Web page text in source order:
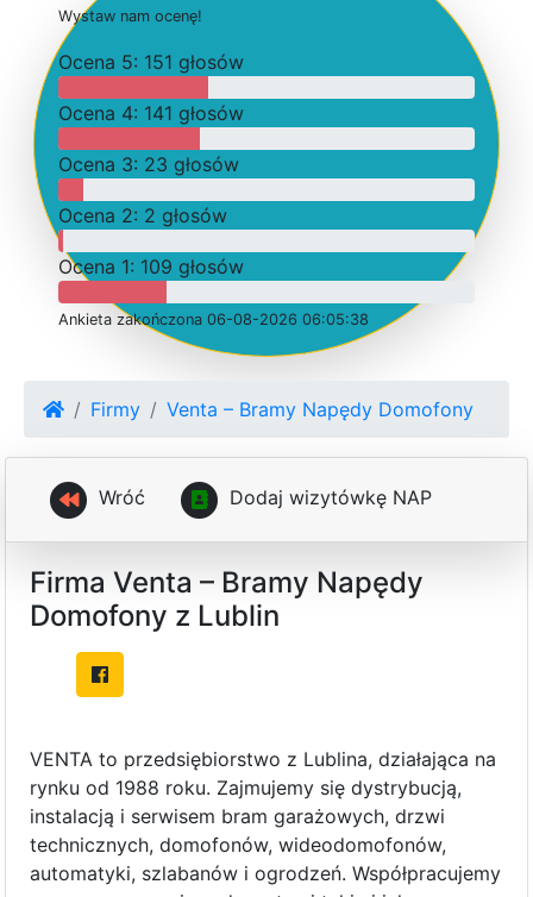
Wystaw nam ocenę!
Ocena 5: 151 głosów
Ocena 4: 141 głosów
Ocena 3: 23 głosów
Ocena 2: 2 głosów
Ocena 1: 109 głosów
Ankieta zakończona 06-08-2026 06:05:38
Firmy Venta – Bramy Napędy Domofony
Wróć Dodaj wizytówkę NAP
Firma Venta – Bramy Napędy
Domofony z Lublin
VENTA to przedsiębiorstwo z Lublina, działająca na
rynku od 1988 roku. Zajmujemy się dystrybucją,
instalacją i serwisem bram garażowych, drzwi
technicznych, domofonów, wideodomofonów,
automatyki, szlabanów i ogrodzeń. Współpracujemy